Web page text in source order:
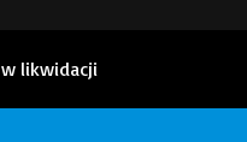
w likwidacji